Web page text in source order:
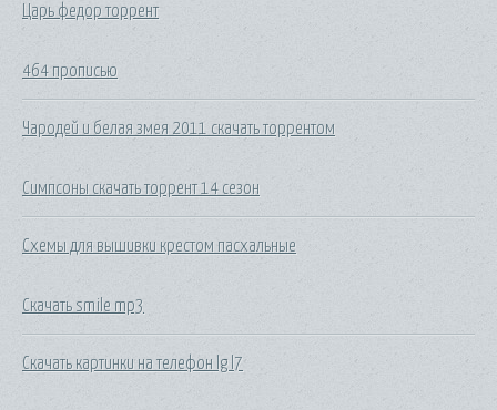
Царь федор торрент
464 прописью
Чародей и белая змея 2011 скачать торрентом
Симпсоны скачать торрент 14 сезон
Схемы для вышивки крестом пасхальные
Скачать smile mp3
Скачать картинки на телефон lg l7